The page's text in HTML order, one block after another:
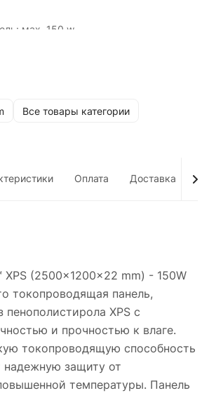
мах. 150 w
12v
Все товары категории
Оплата Доставка
XPS (2500x1200x22 mm) - 150W
токопроводящая панель,
пенополистирола XPS с
и прочностью к влаге.
токопроводящую способность
надежную защиту от
температуры. Панель